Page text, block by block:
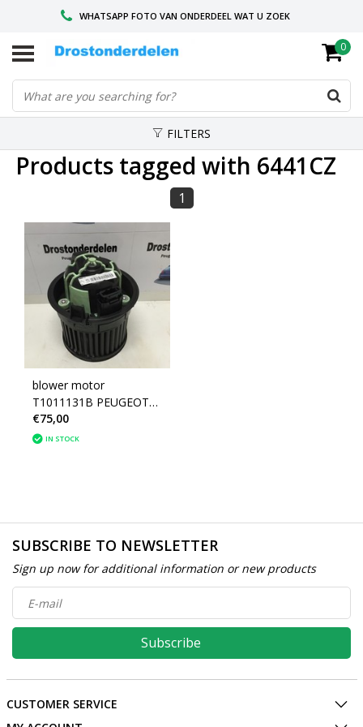
WHATSAPP FOTO VAN ONDERDEEL WAT U ZOEK
VOOR 16.00 BESTELD, VANDAAG VERZONDEN
GESPECIALISEERD PEUGEOT
0
FILTERS
Products tagged with 6441CZ
1
blower motor
T1011131B PEUGEOT
308 (6441CZ)
€75,00
IN STOCK
SUBSCRIBE TO NEWSLETTER
Sign up now for additional information or new products
Subscribe
CUSTOMER SERVICE